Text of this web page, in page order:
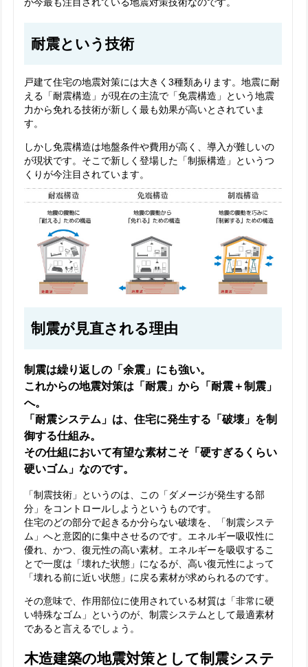
が今最も注目されている地震対策技術なのです。
耐震という技術
戸建て住宅の地震対策には大きく3種類あります。地震に耐
える「耐震構造」が現在の主流で「免震構造」という地震
力から免れる技術が新しく最も効果が高いとされていま
す。
しかし免震構造は地盤条件や費用が高く、導入が難しいの
が現状です。そこで新しく登場した「制振構造」というつ
くりが今注目されています。
制震が見直される理由
制震は繰り返しの「余震」にも強い。
これからの地震対策は「耐震」から「耐震＋制震」
へ。
「耐震システム」は、住宅に発生する「破壊」を制
御する仕組み。
その仕組において有望な素材こそ「硬すぎるくらい
硬いゴム」なのです。
「制震技術」というのは、この「ダメージが発生する部
分」をコントロールしようというものです。
住宅のどの部分で起きるか分らない破壊を、「制震システ
ム」へと意図的に集中させるのです。エネルギー吸収性に
優れ、かつ、復元性の高い素材。エネルギーを吸収するこ
とで一度は「壊れた状態」になるが、高い復元性によって
「壊れる前に近い状態」に戻る素材が求められるのです。
その意味で、作用部位に使用されている材質は「非常に硬
い特殊なゴム」というのが、制震システムとして最適素材
であると言えるでしょう。
木造建築の地震対策として制震システ